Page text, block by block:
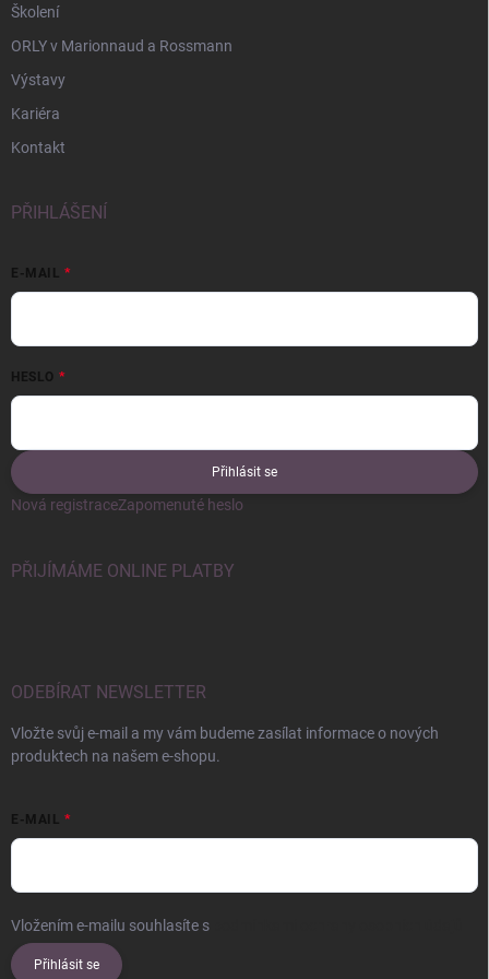
Školení
ORLY v Marionnaud a Rossmann
Výstavy
Kariéra
Kontakt
PŘIHLÁŠENÍ
E-MAIL
HESLO
Přihlásit se
Nová registraceZapomenuté heslo
PŘIJÍMÁME ONLINE PLATBY
ODEBÍRAT NEWSLETTER
Vložte svůj e-mail a my vám budeme zasílat informace o nových
produktech na našem e-shopu.
E-MAIL
Vložením e-mailu souhlasíte s
Přihlásit se